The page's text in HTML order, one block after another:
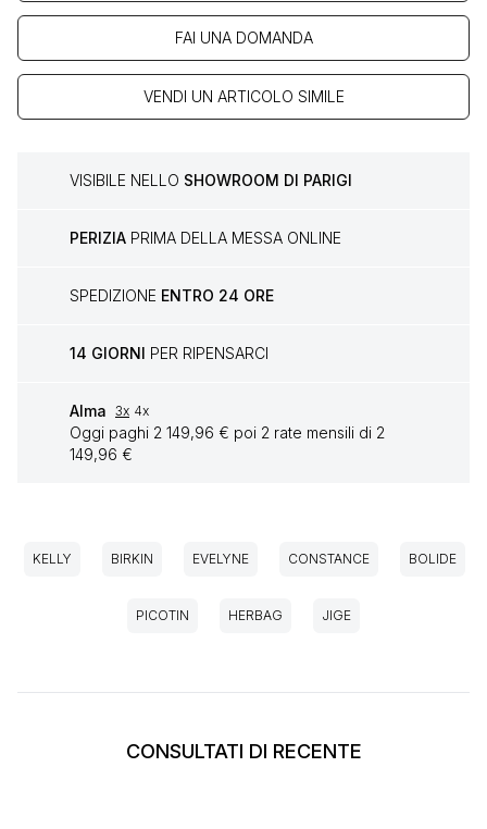
FAI UNA DOMANDA
VENDI UN ARTICOLO SIMILE
VISIBILE NELLO SHOWROOM DI PARIGI
PERIZIA PRIMA DELLA MESSA ONLINE
SPEDIZIONE ENTRO 24 ORE
14 GIORNI PER RIPENSARCI
Alma 3x 4x
Oggi paghi 2 149,96 € poi 2 rate mensili di 2
149,96 €
KELLY BIRKIN EVELYNE CONSTANCE BOLIDE
PICOTIN HERBAG JIGE
CONSULTATI DI RECENTE